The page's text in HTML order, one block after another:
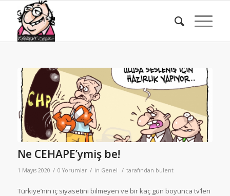
Ne CEHAPE’ymiş be!
1 Mayıs 2020 / 0 Yorumlar / in Genel / tarafından bulent
Türkiye’nin iç siyasetini bilmeyen ve bir kaç gün boyunca tv’leri